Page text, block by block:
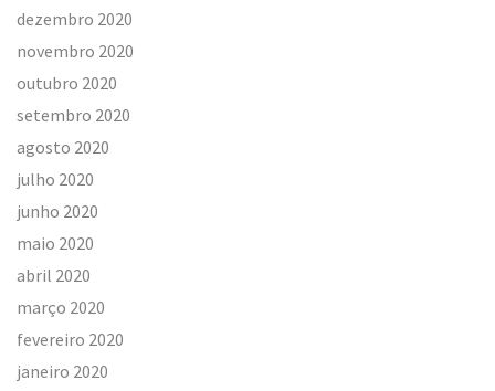
dezembro 2020
novembro 2020
outubro 2020
setembro 2020
agosto 2020
julho 2020
junho 2020
maio 2020
abril 2020
março 2020
fevereiro 2020
janeiro 2020